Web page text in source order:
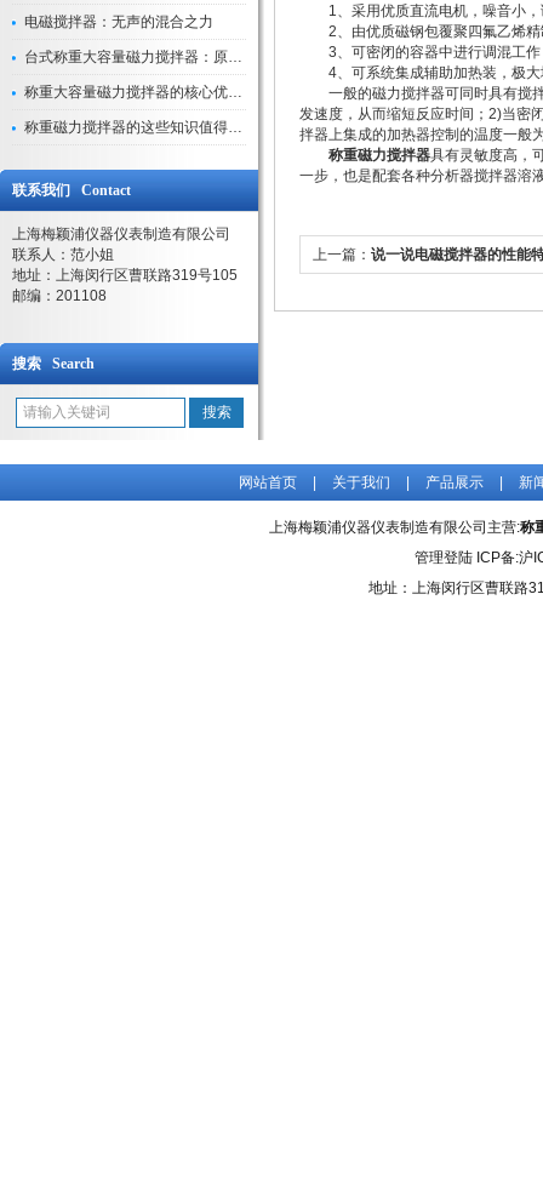
电磁搅拌器：无声的混合之力
台式称重大容量磁力搅拌器：原理与应用解析
称重大容量磁力搅拌器的核心优势解析
称重磁力搅拌器的这些知识值得我们学习
联系我们 Contact
上海梅颖浦仪器仪表制造有限公司
联系人：范小姐
地址：上海闵行区曹联路319号105
邮编：201108
搜索 Search
1、采用优质直流电机，噪音小，
2、由优质磁钢包覆聚四氟乙烯精
3、可密闭的容器中进行调混工作
4、可系统集成辅助加热装，极大
一般的磁力搅拌器可同时具有搅拌
发速度，从而缩短反应时间；2)当密
拌器上集成的加热器控制的温度一般
称重磁力搅拌器具有灵敏度高，
一步，也是配套各种分析器搅拌器溶
上一篇： 说一说电磁搅拌器的性能
网站首页 关于我们 产品展示 新
上海梅颖浦仪器仪表制造有限公司主营:称
管理登陆ICP备:沪
地址：上海闵行区曹联路